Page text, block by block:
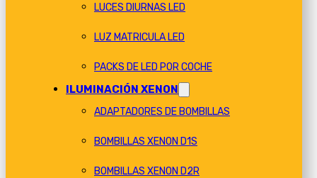
LUCES DIURNAS LED
LUZ MATRICULA LED
PACKS DE LED POR COCHE
ILUMINACIÓN XENON
ADAPTADORES DE BOMBILLAS
BOMBILLAS XENON D1S
BOMBILLAS XENON D2R